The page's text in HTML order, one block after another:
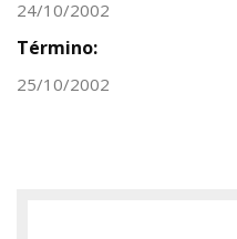
24/10/2002
Término:
25/10/2002